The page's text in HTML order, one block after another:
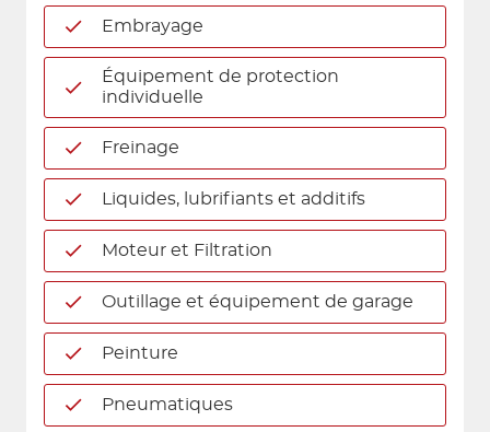
Embrayage
Équipement de protection
individuelle
Freinage
Liquides, lubrifiants et additifs
Moteur et Filtration
Outillage et équipement de garage
Peinture
Pneumatiques